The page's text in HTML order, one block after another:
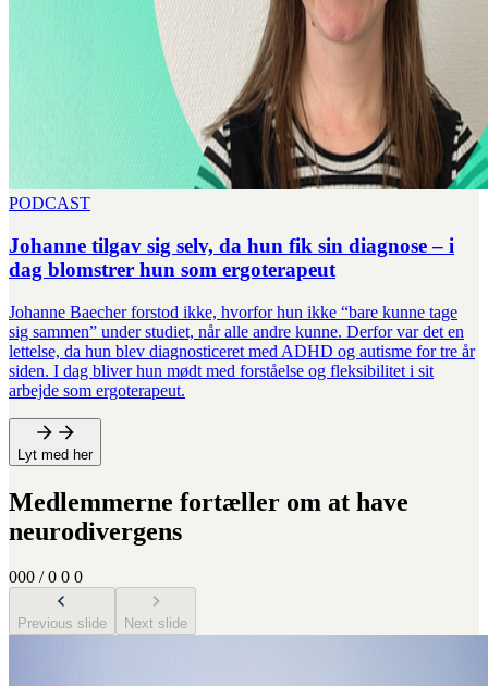
PODCAST
Johanne tilgav sig selv, da hun fik sin diagnose – i
dag blomstrer hun som ergoterapeut
Johanne Baecher forstod ikke, hvorfor hun ikke “bare kunne tage
sig sammen” under studiet, når alle andre kunne. Derfor var det en
lettelse, da hun blev diagnosticeret med ADHD og autisme for tre år
siden. I dag bliver hun mødt med forståelse og fleksibilitet i sit
arbejde som ergoterapeut.
Lyt med her
Medlemmerne fortæller om at have
neurodivergens
000 / 0 0 0
Previous slide Next slide